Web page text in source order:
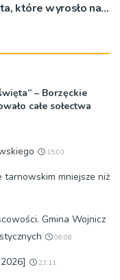
które wyrosło na
– Borzęckie
całe sołectwa
15:03
mniejsze niż
Gmina Wojnicz
08:08
23:11